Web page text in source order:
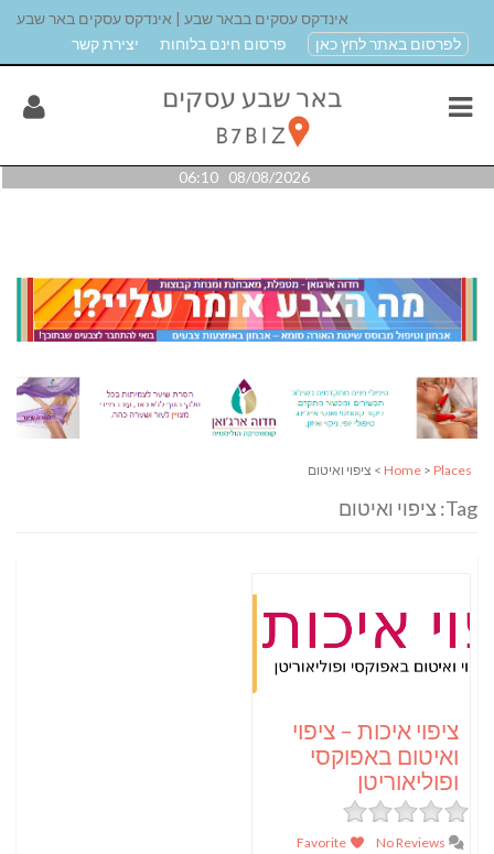
אינדקס עסקים בבאר שבע | אינדקס עסקים באר שבע
לפרסום באתר לחץ כאן
פרסום חינם בלוחות יצירת קשר
08/08/2026 06:10
Home > Places > ציפוי ואיטום
Tag: ציפוי ואיטום
ציפוי איכות – ציפוי
ואיטום באפוקסי
ופוליאוריטן